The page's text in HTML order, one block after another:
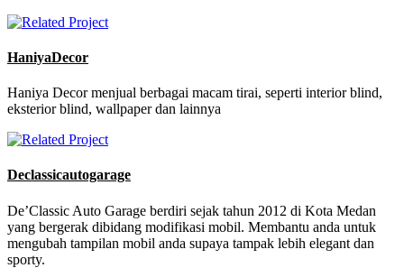
HaniyaDecor
Haniya Decor menjual berbagai macam tirai, seperti interior blind,
eksterior blind, wallpaper dan lainnya
Declassicautogarage
De’Classic Auto Garage berdiri sejak tahun 2012 di Kota Medan
yang bergerak dibidang modifikasi mobil. Membantu anda untuk
mengubah tampilan mobil anda supaya tampak lebih elegant dan
sporty.